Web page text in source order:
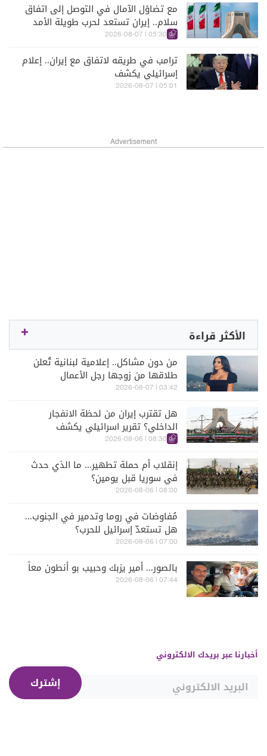
مع تضاؤل الآمال في التوصل إلى اتفاق
سلام.. إيران تستعد لحرب طويلة الأمد
05:30 | 2026-08-07
ترامب في طريقه لاتفاق مع إيران.. إعلام
إسرائيلي يكشف
05:01 | 2026-08-07
Advertisement
الأكثر قراءة
من دون مشاكل.. إعلامية لبنانية تُعلن
طلاقها من زوجها رجل الأعمال
03:42 | 2026-08-07
هل تقترب إيران من لحظة الانفجار
الداخلي؟ تقرير اسرائيلي يكشف
الكواليس
08:30 | 2026-08-06
إنقلاب أم حملة تطهير... ما الذي حدث
في سوريا قبل يومين؟
08:00 | 2026-08-06
مُفاوضات في روما وتدمير في الجنوب...
هل تستعدّ إسرائيل للحرب؟
07:00 | 2026-08-06
بالصور... أمير يزبك وحبيب بو أنطون معاً
07:44 | 2026-08-06
أخبارنا عبر بريدك الالكتروني
إشترك